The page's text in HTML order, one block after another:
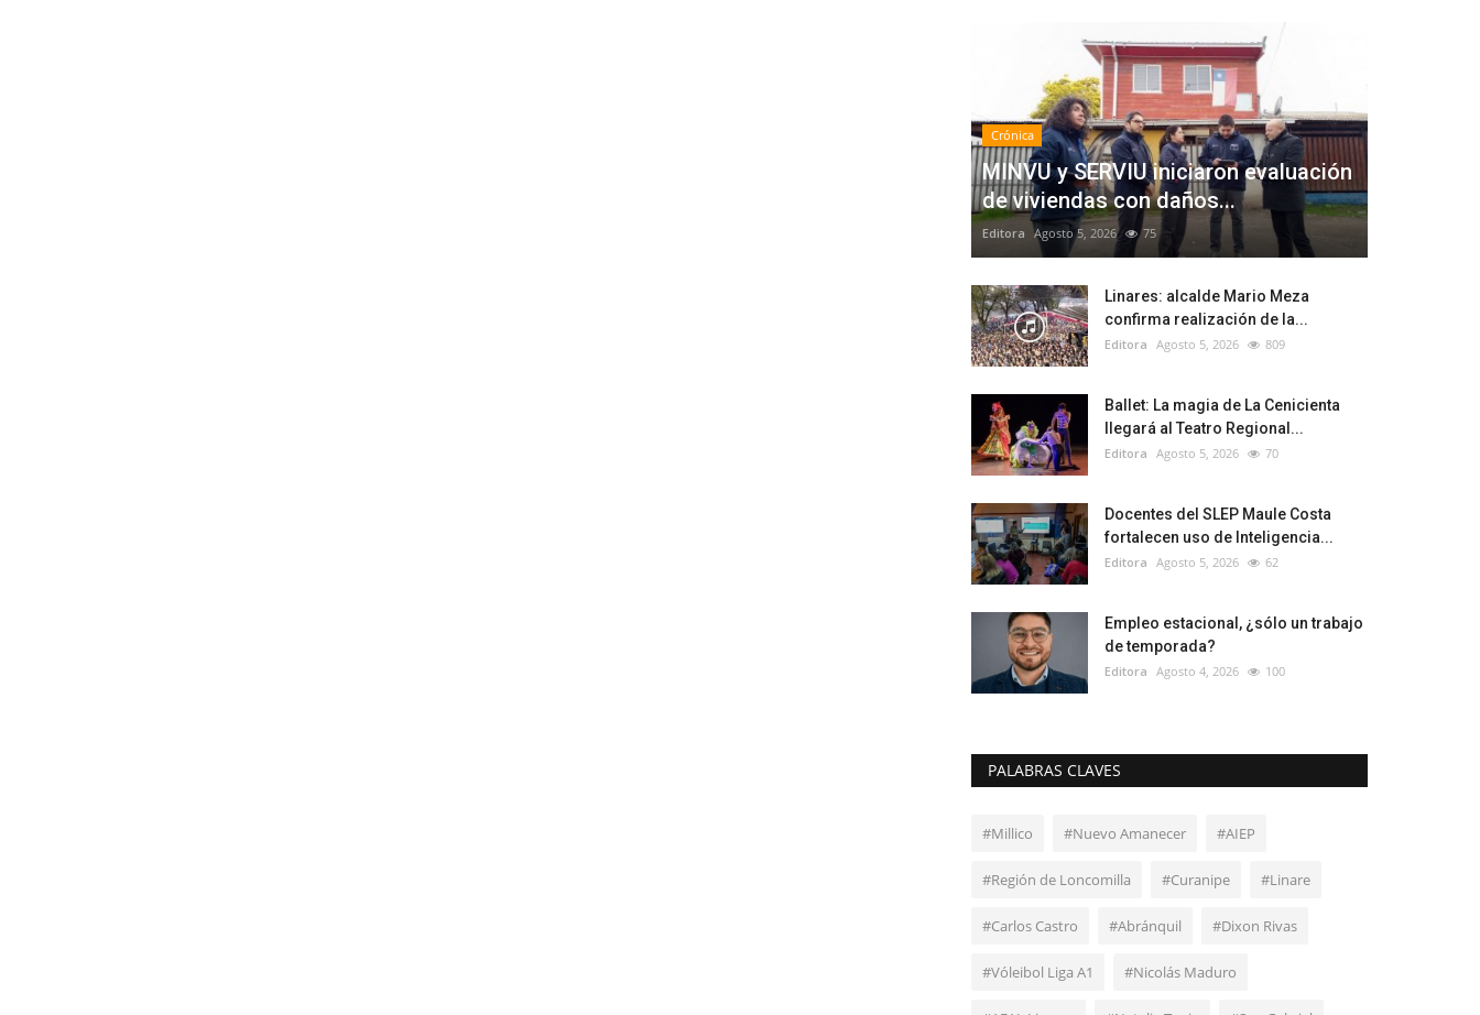
Crónica
MINVU y SERVIU iniciaron evaluación
de viviendas con daños...
Editora Agosto 5, 2026 75
Linares: alcalde Mario Meza
confirma realización de la...
Editora Agosto 5, 2026 809
Ballet: La magia de La Cenicienta
llegará al Teatro Regional...
Editora Agosto 5, 2026 70
Docentes del SLEP Maule Costa
fortalecen uso de Inteligencia...
Editora Agosto 5, 2026 62
Empleo estacional, ¿sólo un trabajo
de temporada?
Editora Agosto 4, 2026 100
PALABRAS CLAVES
#Millico #Nuevo Amanecer #AIEP
#Región de Loncomilla #Curanipe #Linare
#Carlos Castro #Abránquil #Dixon Rivas
#Vóleibol Liga A1 #Nicolás Maduro